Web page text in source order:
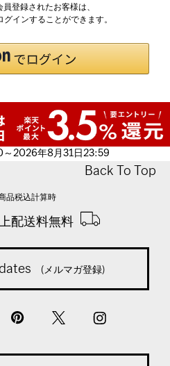
登録されたお客様は、
インすることができます。
2026年8月31日23:59
Back To Top
品税込計算時
配送料無料
(メルマガ登録)